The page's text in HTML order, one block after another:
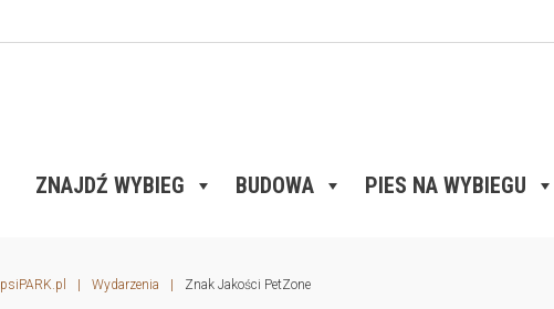
ZNAJDŹ WYBIEG BUDOWA PIES NA WYBIEGU
psiPARK.pl Wydarzenia Znak Jakości PetZone